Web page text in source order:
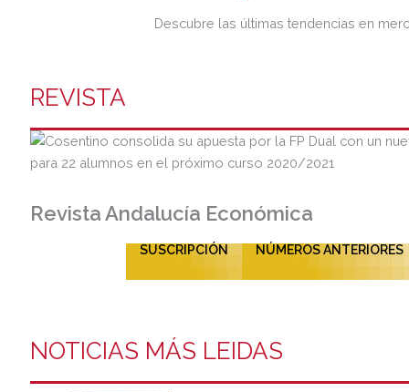
Descubre las últimas tendencias en
REVISTA
Revista Andalucía Económica
SUSCRIPCIÓN NÚMEROS ANTERIORES
NOTICIAS MÁS LEIDAS